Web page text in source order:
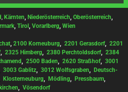
Kärnten Niederösterreich Oberösterreich
Tirol Vorarlberg Wien
2100 Korneuburg 2201 Gerasdorf, 2201
, 2325 Himberg 2380 Perchtoldsdorf, 2384
2500 Baden 2620 Straßhof, 3001
3003 Gablitz 3012 Wolfsgraben
Deutsch-
Klosterneuburg, Mödling, Pressbaum,
Vösendorf